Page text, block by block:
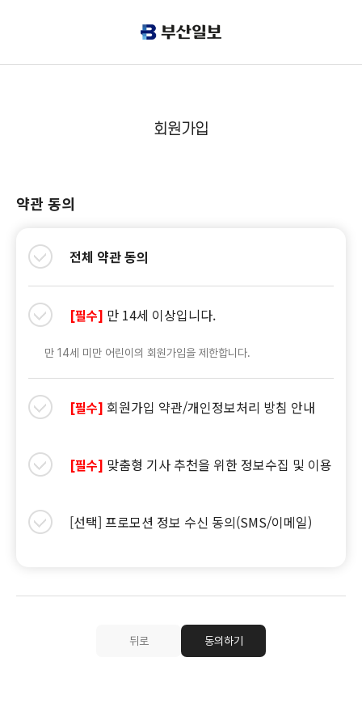
회원가입
약관 동의
전체 약관 동의
[필수] 만 14세 이상입니다.
만 14세 미만 어린이의 회원가입을 제한합니다.
[필수] 회원가입 약관/개인정보처리 방침 안내
[필수] 맞춤형 기사 추천을 위한 정보수집 및 이용
[선택] 프로모션 정보 수신 동의(SMS/이메일)
뒤로